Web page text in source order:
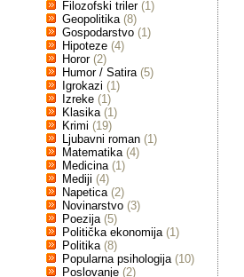
Filozofski triler (1)
Geopolitika (8)
Gospodarstvo (1)
Hipoteze (4)
Horor (2)
Humor / Satira (5)
Igrokazi (1)
Izreke (1)
Klasika (1)
Krimi (19)
Ljubavni roman (1)
Matematika (4)
Medicina (1)
Mediji (4)
Napetica (2)
Novinarstvo (3)
Poezija (5)
Politička ekonomija (1)
Politika (8)
Popularna psihologija (10)
Poslovanje (2)